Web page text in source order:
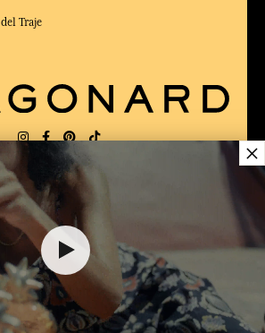
36,00 €
Traje
MEJOR SITIO DE COMERCIO
en Línea 2025 por la revista Capital
×